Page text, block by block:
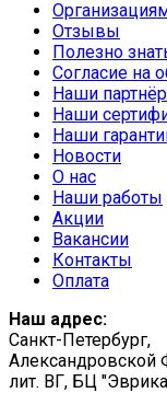
Отзывы
Полезно
Согласие на
Наши
Наши
Наши
Новости
О нас
Наши работы
Акции
Вакансии
Контакты
Оплата
Наш адрес:
Санкт-Петербург,
Александровской
лит. ВГ, БЦ